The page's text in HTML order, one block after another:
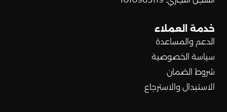
خدمة العملاء
الدعم والمساعدة
سياسة الخصوصية
شروط الضمان
الاستبدال والاسترجاع